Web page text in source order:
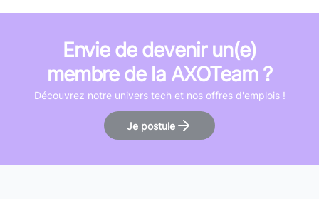
Envie de devenir un(e)
membre de la AXOTeam ?
Découvrez notre univers tech et nos offres d'emplois !
Je postule